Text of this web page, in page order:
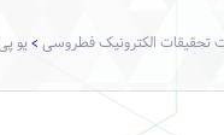
الکترونیک فطروسی> یو